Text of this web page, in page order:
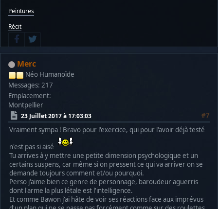
Peintures
Récit
Merc
Néo Humanoïde
Messages: 217
Emplacement:
Montpellier
23 Juillet 2017 à 17:03:03
#7
Vraiment sympa ! Bravo pour l'exercice, qui pour l'avoir déjà testé
n'est pas si aisé
Tu arrives à y mettre une petite dimension psychologique et un
certains suspens, car même si on pressent ce qui va arriver on se
demande toujours comment et/ou pourquoi.
Perso j'aime bien ce genre de personnage, baroudeur aguerris
dont l'arme la plus létale est l'intelligence.
Et comme Bawon j'ai hâte de voir ses réactions face aux imprévus